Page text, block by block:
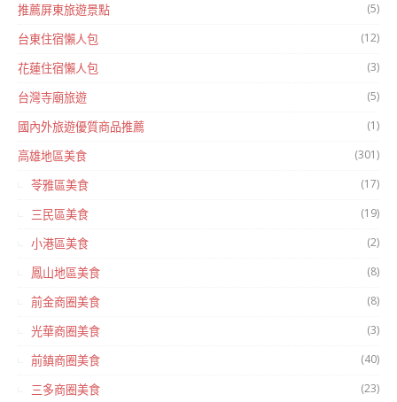
推薦屏東旅遊景點 (5)
台東住宿懶人包 (12)
花蓮住宿懶人包 (3)
台灣寺廟旅遊 (5)
國內外旅遊優質商品推薦 (1)
高雄地區美食 (301)
苓雅區美食 (17)
三民區美食 (19)
小港區美食 (2)
鳳山地區美食 (8)
前金商圈美食 (8)
光華商圈美食 (3)
前鎮商圈美食 (40)
三多商圈美食 (23)